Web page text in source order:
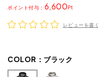
6,600
ポイント
レビューを書く
COLOR： ブラック